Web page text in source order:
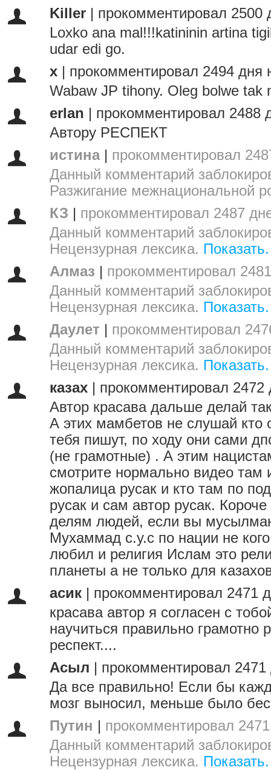
Killer
прокомментировал 2500
Loxko ana mal!!!katininin artina
udar edi go.
x
прокомментировал 2494 дня
Wabaw JP tihony. Oleg bolwe tak
erlan
прокомментировал 2488
Автору РЕСПЕКТ
истина| прокомментировал
Данный комментарий
Разжигание межнациональной
КЗ
прокомментировал 2487
Данный комментарий
Нецензурная лексика. Показать.
Алмаз
прокомментировал
Данный комментарий
Нецензурная лексика. Показать.
Даулет
прокомментировал
Данный комментарий
Нецензурная лексика. Показать.
казах
прокомментировал 2472
Автор красава дальше делай
А этих мамбетов не слушай кто
тебя пишут, по ходу они сами
(не грамотные) . А этим
смотрите нормально видео там
жопалица русак и кто там по
русак и сам автор русак.
делям людей, если вы
Мухаммад с.у.с по нации не
любил и религия Ислам это
планеты а не только для
асик
прокомментировал 2471
красава автор я согласен с
научиться правильно грамотно
респект....
Асыл
прокомментировал 2471
Да все правильно! Если бы
мозг выносил, меньше было
Путин
прокомментировал
Данный комментарий
Нецензурная лексика. Показать.